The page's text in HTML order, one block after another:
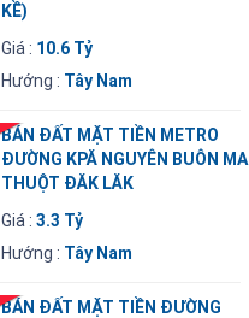
KỀ)
Giá : 10.6 Tỷ
Hướng : Tây Nam
BÁN ĐẤT MẶT TIỀN METRO
ĐƯỜNG KPĂ NGUYÊN BUÔN MA
THUỘT ĐĂK LĂK
Giá :3.3 Tỷ
Hướng : Tây Nam
BÁN ĐẤT MẶT TIỀN ĐƯỜNG